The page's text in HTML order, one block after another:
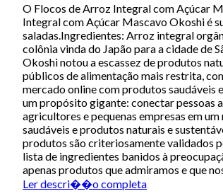
O Flocos de Arroz Integral com Açúcar
Integral com Açúcar Mascavo Okoshi é
saladas.Ingredientes: Arroz integral
colônia vinda do Japão para a cidade de
Okoshi notou a escassez de produtos
públicos de alimentação mais restrita,
mercado online com produtos saudáveis
um propósito gigante: conectar pessoas
agricultores e pequenas empresas em
saudáveis e produtos naturais e
produtos são criteriosamente validados
lista de ingredientes banidos à
apenas produtos que admiramos e que
Ler descri��o completa